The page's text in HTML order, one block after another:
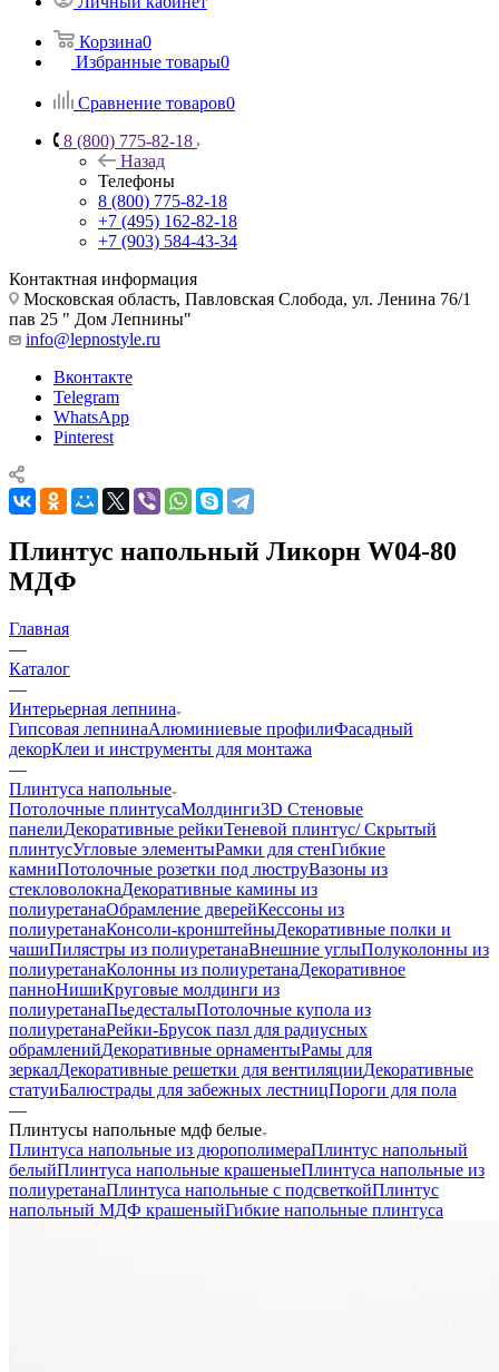
Корзина0
Избранные товары0
Сравнение товаров0
8 (800) 775-82-18
Назад
Телефоны
8 (800) 775-82-18
+7 (495) 162-82-18
+7 (903) 584-43-34
Контактная информация
Московская область, Павловская Слобода, ул. Ленина 76/1
пав 25 " Дом Лепнины"
info@lepnostyle.ru
Вконтакте
Telegram
WhatsApp
Pinterest
Плинтус напольный Ликорн W04-80
МДФ
Главная
—
Каталог
—
Интерьерная лепнина
Гипсовая лепнинаАлюминиевые профилиФасадный
декорКлеи и инструменты для монтажа
—
Плинтуса напольные
Потолочные плинтусаМолдинги3D Стеновые
панелиДекоративные рейкиТеневой плинтус/ Скрытый
плинтусУгловые элементыРамки для стенГибкие
камниПотолочные розетки под люструВазоны из
стекловолокнаДекоративные камины из
полиуретанаОбрамление дверейКессоны из
полиуретанаКонсоли-кронштейныДекоративные полки и
чашиПилястры из полиуретанаВнешние углыПолуколонны из
полиуретанаКолонны из полиуретанаДекоративное
панноНишиКруговые молдинги из
полиуретанаПьедесталыПотолочные купола из
полиуретанаРейки-Брусок пазл для радиусных
обрамленийДекоративные орнаментыРамы для
зеркалДекоративные решетки для вентиляцииДекоративные
статуиБалюстрады для забежных лестницПороги для пола
—
Плинтусы напольные мдф белые
Плинтуса напольные из дюрополимераПлинтус напольный
белыйПлинтуса напольные крашеныеПлинтуса напольные из
полиуретанаПлинтуса напольные с подсветкойПлинтус
напольный МДФ крашеныйГибкие напольные плинтуса